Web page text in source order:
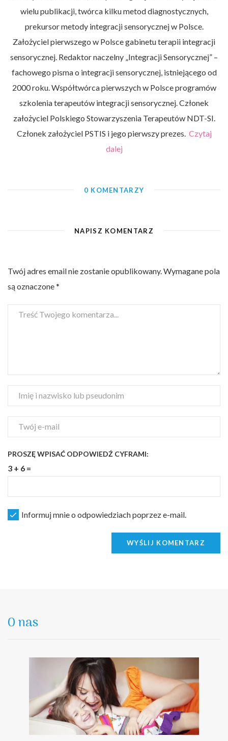
wielu publikacji, twórca kilku metod diagnostycznych,
prekursor metody integracji sensorycznej w Polsce.
Założyciel pierwszego w Polsce gabinetu terapii integracji
sensorycznej. Redaktor naczelny „Integracji Sensorycznej” –
fachowego pisma o integracji sensorycznej, istniejącego od
2000 roku. Współtwórca pierwszych w Polsce programów
szkolenia terapeutów integracji sensorycznej. Członek
założyciel Polskiego Stowarzyszenia Terapeutów NDT-SI.
Członek założyciel PSTIS i jego pierwszy prezes. Czytaj
dalej
0 KOMENTARZY
NAPISZ KOMENTARZ
Twój adres email nie zostanie opublikowany. Wymagane pola
są oznaczone*
PROSZĘ WPISAĆ ODPOWIEDŹ CYFRAMI:
3 + 6 =
Informuj mnie o odpowiedziach poprzez e-mail.
WYŚLIJ KOMENTARZ
O nas